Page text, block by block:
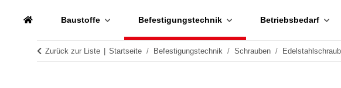
Baustoffe Befestigungstechnik Betriebsbedarf
Zurück zur Liste Startseite Befestigungstechnik Schrauben